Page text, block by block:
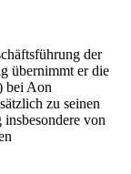
der
übernimmt er die
bei Aon
zu seinen
von